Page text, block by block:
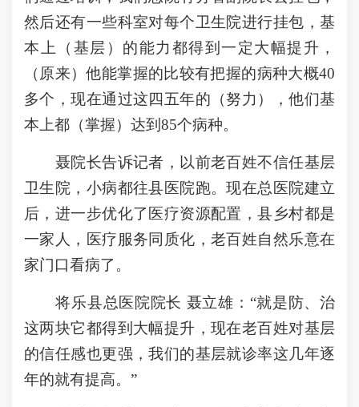
然后还有一些科室对每个卫生院进行挂包，基
本上（基层）的能力都得到一定大幅提升，
（原来）他能掌握的比较有把握的病种大概40
多个，现在通过这四五年的（努力），他们基
本上都（掌握）达到85个病种。
聂院长告诉记者，以前老百姓不信任基层
卫生院，小病都往县医院跑。现在总医院建立
后，进一步优化了医疗资源配置，县乡村都是
一家人，医疗服务同质化，老百姓自然乐意在
家门口看病了。
将乐县总医院院长 聂立雄：“就是防、治
这两块它都得到大幅提升，现在老百姓对基层
的信任感也更强，我们的基层就诊率这几年逐
年的就有提高。”